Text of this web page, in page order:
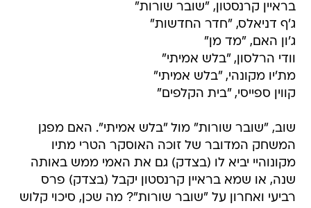
בראיין קרנסטון, "שובר שורות"
ג'ף דניאלס, "חדר החדשות"
ג'ון האם, "מד מן"
וודי הרלסון, "בלש אמיתי"
מת'יו מקונהי, "בלש אמיתי"
קווין ספייסי, "בית הקלפים"
שוב, "שובר שורות" מול "בלש אמיתי". האם מפגן
המשחק המדובר של זוכה האוסקר הטרי מתיו
מקונוהיי יביא לו (בצדק) גם את האמי ממש באותה
שנה, או שמא בראיין קרנסטון יקבל (בצדק) פרס
רביעי ואחרון על "שובר שורות"? מה שכן, סיכוי קלוש